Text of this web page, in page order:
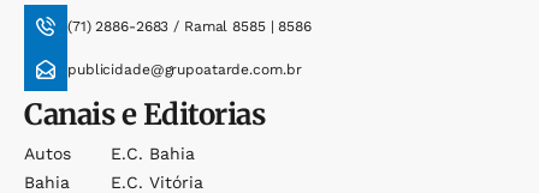
(71) 2886-2683 / Ramal 8585 | 8586
publicidade@grupoatarde.com.br
Canais e Editorias
Autos
Bahia
E.c. Bahia
E.c. Vitória